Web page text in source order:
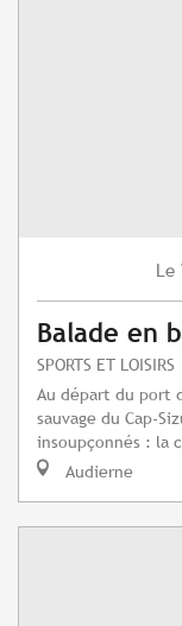
Le
Balade en
SPORTS ET LOISIRS
Au départ du port
sauvage du Cap-
insoupçonnés : la
Audierne